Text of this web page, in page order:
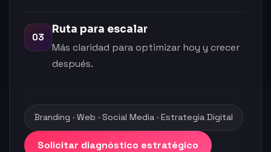
03
Ruta para escalar
Más claridad para optimizar hoy y crecer
después.
Branding · Web · Social Media · Estrategia Digital
Solicitar diagnóstico estratégico